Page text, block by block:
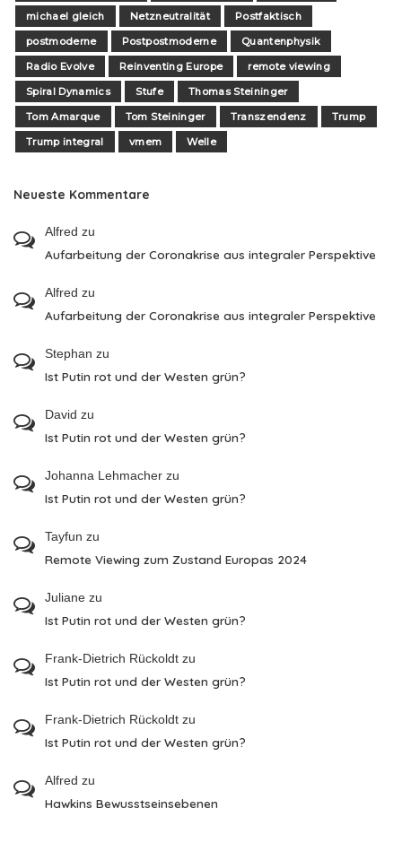
michael gleich
Netzneutralität
Postfaktisch
postmoderne
Postpostmoderne
Quantenphysik
Radio Evolve
Reinventing Europe
remote viewing
Spiral Dynamics
Stufe
Thomas Steininger
Tom Amarque
Tom Steininger Transzendenz
Trump
Trump integral
vmem Welle
Neueste Kommentare
Alfred zu
Aufarbeitung der Coronakrise aus integraler Perspektive
Alfred zu
Aufarbeitung der Coronakrise aus integraler Perspektive
Stephan zu
Ist Putin rot und der Westen grün?
David zu
Ist Putin rot und der Westen grün?
Johanna Lehmacher zu
Ist Putin rot und der Westen grün?
Tayfun zu
Remote Viewing zum Zustand Europas 2024
Juliane zu
Ist Putin rot und der Westen grün?
Frank-Dietrich Rückoldt zu
Ist Putin rot und der Westen grün?
Frank-Dietrich Rückoldt zu
Ist Putin rot und der Westen grün?
Alfred zu
Hawkins Bewusstseinsebenen